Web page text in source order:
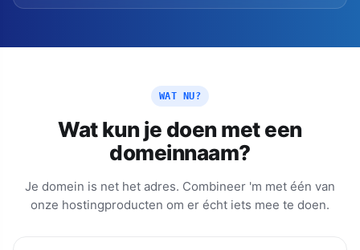
WAT NU?
Wat kun je doen met een
domeinnaam?
Je domein is net het adres. Combineer 'm met één van
onze hostingproducten om er écht iets mee te doen.